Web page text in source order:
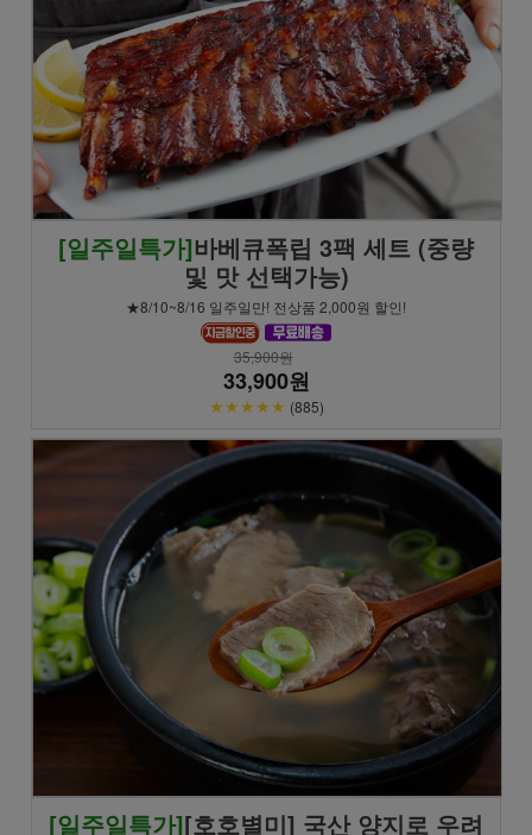
[일주일특가]바베큐폭립 3팩 세트 (중량
및 맛 선택가능)
★8/10~8/16 일주일만! 전상품 2,000원 할인!
35,900원
33,900원
★★★★★ (885)
[일주일특가][호호별미] 국산 양지로 우려